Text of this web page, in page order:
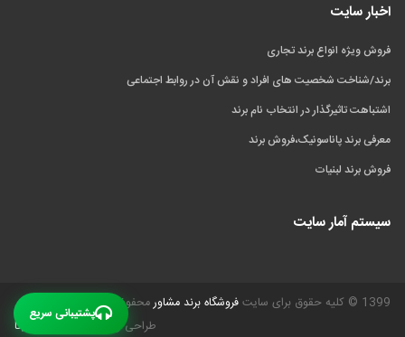
اخبار سایت
فروش ویژه انواع برند تجاری
برند/شناخت شخصیت های افراد و نقش آن در روابط اجتماعی
اشتباهت تاثیرگذار در انتخاب نام برند
معرفی برند پاناسونیک،فروش برند
فروش برند لبنیات
سیستم آمار سایت
1399 © کلیه حقوق برای سایت فروشگاه برند مشاورمحفوظ است.
طراحی و بهینه سازی
گیـل دیتا
پشتیبانی سریع